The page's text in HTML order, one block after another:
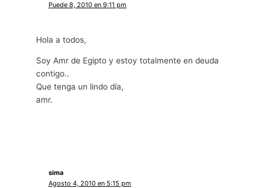
Puede 8, 2010 en 9:11 pm
Hola a todos,
Soy Amr de Egipto y estoy totalmente en deuda
contigo..
Que tenga un lindo día,
amr.
sima
Agosto 4, 2010 en 5:15 pm